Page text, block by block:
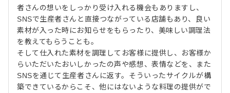
者さんの想いをしっかり受け入れる機会もありますし、
SNSで生産者さんと直接つながっている店舗もあり、良い
素材が入った時にお知らせをもらったり、美味しい調理法
を教えてもらうことも。
そして仕入れた素材を調理してお客様に提供し、お客様か
らいただいたおいしかったの声や感想、表情などを、また
SNSを通じて生産者さんに返す。そういったサイクルが構
築できているからこそ、他にはないような料理の提供がで